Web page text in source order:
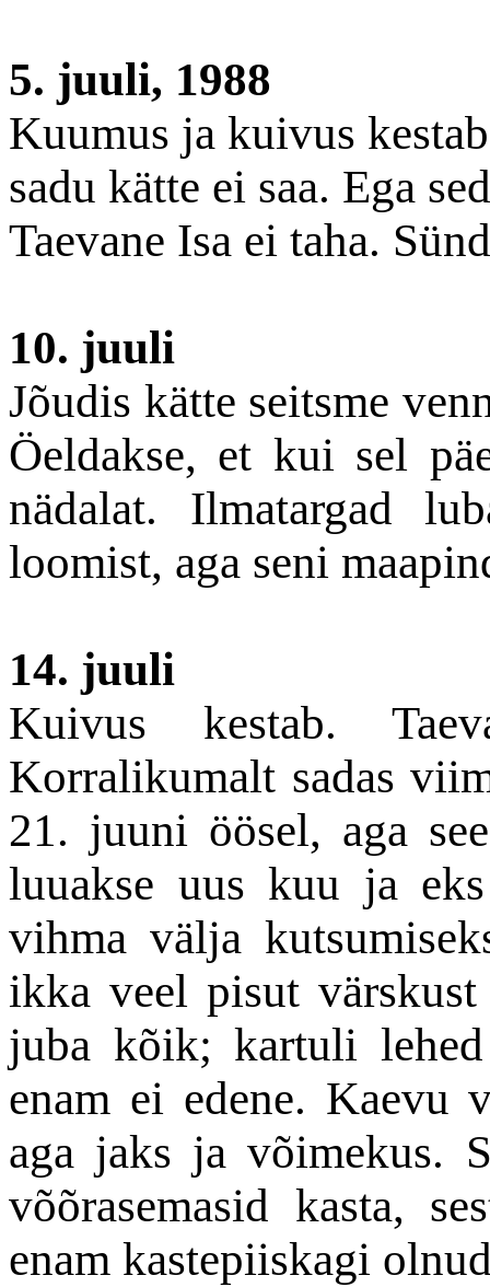
5. juuli, 1988
Kuumus ja kuivus
sadu kätte ei saa. Ega
Taevane Isa ei taha.
10. juuli
Jõudis kätte seitsme
Öeldakse, et kui sel
nädalat. Ilmatargad
loomist, aga seni
14. juuli
Kuivus kestab.
Korralikumalt sadas
21. juuni öösel, aga
luuakse uus kuu ja
vihma välja
ikka veel pisut
juba kõik; kartuli
enam ei edene. Kaevu
aga jaks ja võimekus.
võõrasemasid kasta,
enam kastepiiskagi